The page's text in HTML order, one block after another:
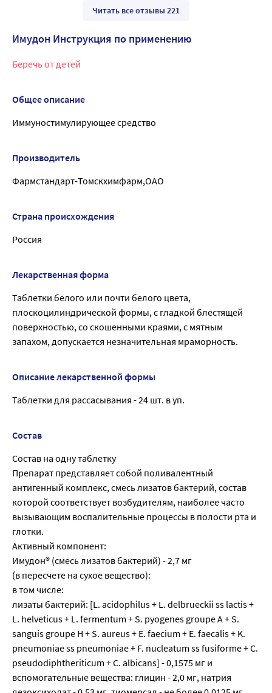
Читать все отзывы 221
Имудон Инструкция по применению
Беречь от детей
Общее описание
Иммуностимулирующее средство
Производитель
Фармстандарт-Томскхимфарм,ОАО
Страна происхождения
Россия
Лекарственная форма
Таблетки белого или почти белого цвета,
плоскоцилиндрической формы, с гладкой блестящей
поверхностью, со скошенными краями, с мятным
запахом, допускается незначительная мраморность.
Описание лекарственной формы
Таблетки для рассасывания - 24 шт. в уп.
Состав
Состав на одну таблетку
Препарат представляет собой поливалентный
антигенный комплекс, смесь лизатов бактерий, состав
которой соответствует возбудителям, наиболее часто
вызывающим воспалительные процессы в полости рта и
глотки.
Активный компонент:
Имудон® (смесь лизатов бактерий) - 2,7 мг
(в пересчете на сухое вещество):
в том числе:
лизаты бактерий: [L. acidophilus + L. delbrueckii ss lactis +
L. helveticus + L. fermentum + S. pyogenes groupe A + S.
sanguis groupe H + S. aureus + E. faecium + E. faecalis + K.
pneumoniae ss pneumoniae + F. nucleatum ss fusiforme + C.
pseudodiphtheriticum + C. albicans] - 0,1575 мг и
вспомогательные вещества: глицин - 2,0 мг, натрия